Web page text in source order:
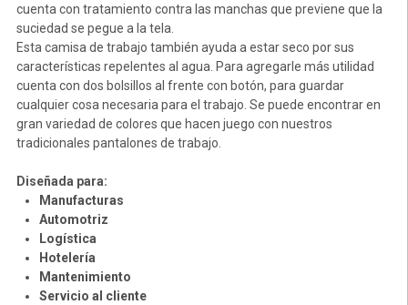
cuenta con tratamiento contra las manchas que previene que la
suciedad se pegue a la tela.
Esta camisa de trabajo también ayuda a estar seco por sus
características repelentes al agua. Para agregarle más utilidad
cuenta con dos bolsillos al frente con botón, para guardar
cualquier cosa necesaria para el trabajo. Se puede encontrar en
gran variedad de colores que hacen juego con nuestros
tradicionales pantalones de trabajo.
Diseñada para:
Manufacturas
Automotriz
Logística
Hotelería
Mantenimiento
Servicio al cliente